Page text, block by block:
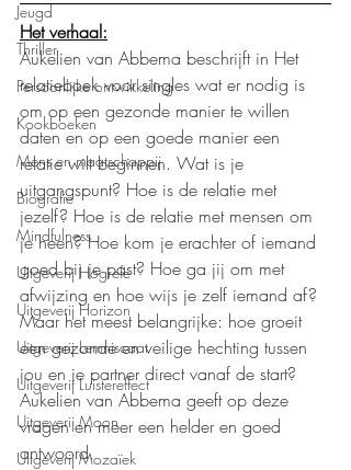
Jeugd
Thriller
Persoonlijke ontwikkeling
Kookboeken
Mens en maatschappij
Biografie
Mindfulness
Uitgeverij Hogrefe
Uitgeverij Horizon
Uitgeverij Lemniscaat
Uitgeverij Luistereffect
Uitgeverij Moon
Uitgeverij Mozaïek
Het verhaal:
Aukelien van Abbema beschrijft in Het
relatieboek voor singles wat er nodig is
om op een gezonde manier te willen
daten en op een goede manier een
relatie wilt beginnen. Wat is je
uitgangspunt? Hoe is de relatie met
jezelf? Hoe is de relatie met mensen om
je heen? Hoe kom je erachter of iemand
goed bij je past? Hoe ga jij om met
afwijzing en hoe wijs je zelf iemand af?
Maar het meest belangrijke: hoe groeit
een gezonde en veilige hechting tussen
jou en je partner direct vanaf de start?
Aukelien van Abbema geeft op deze
vragen en meer een helder en goed
antwoord.